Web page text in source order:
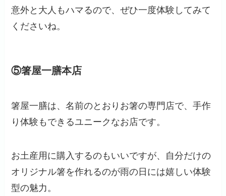
意外と大人もハマるので、ぜひ一度体験してみて
くださいね。
⑤箸屋一膳本店
箸屋一膳は、名前のとおりお箸の専門店で、手作
り体験もできるユニークなお店です。
お土産用に購入するのもいいですが、自分だけの
オリジナル箸を作れるのが雨の日には嬉しい体験
型の魅力。